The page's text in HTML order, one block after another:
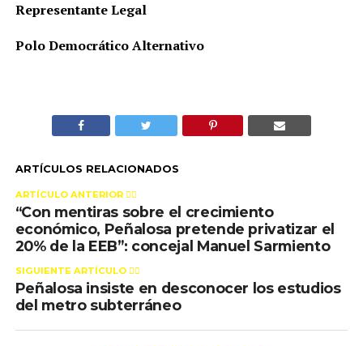
Representante Legal
Polo Democrático Alternativo
ARTÍCULOS RELACIONADOS
ARTÍCULO ANTERIOR 👉🏻
“Con mentiras sobre el crecimiento
económico, Peñalosa pretende privatizar el
20% de la EEB”: concejal Manuel Sarmiento
SIGUIENTE ARTÍCULO 👈🏻
Peñalosa insiste en desconocer los estudios
del metro subterráneo